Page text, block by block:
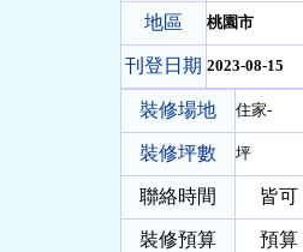
地區 桃園市
刊登日期 2023-08-15
裝修場地 住家-
裝修坪數 坪
聯絡時間 皆可
裝修預算 預算